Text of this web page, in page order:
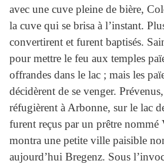
avec une cuve pleine de bière,
la cuve qui se brisa à l’instant.
convertirent et furent baptisés.
pour mettre le feu aux temples
offrandes dans le lac ; mais les
décidèrent de se venger.
réfugièrent à Arbonne, sur le lac
furent reçus par un prêtre
montra une petite ville paisible
aujourd’hui Bregenz. Sous